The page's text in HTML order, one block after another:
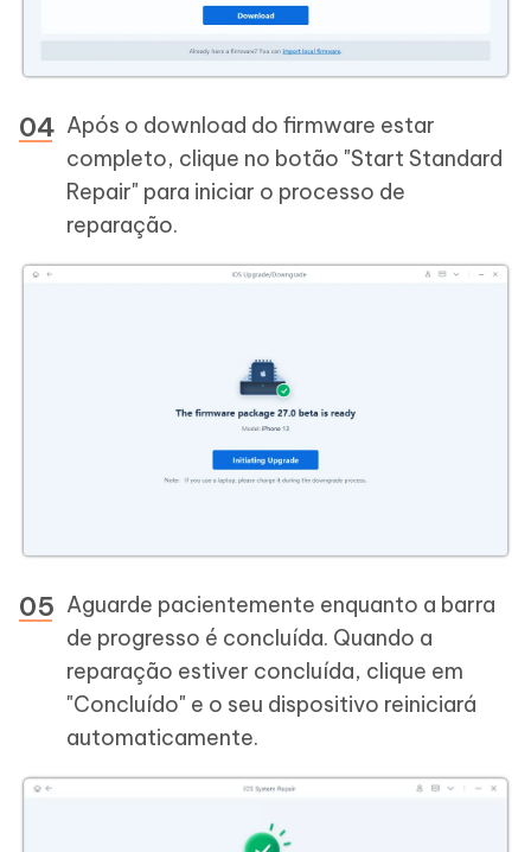
Após o download do firmware estar
completo, clique no botão "Start Standard
Repair" para iniciar o processo de
reparação.
Aguarde pacientemente enquanto a barra
de progresso é concluída. Quando a
reparação estiver concluída, clique em
"Concluído" e o seu dispositivo reiniciará
automaticamente.